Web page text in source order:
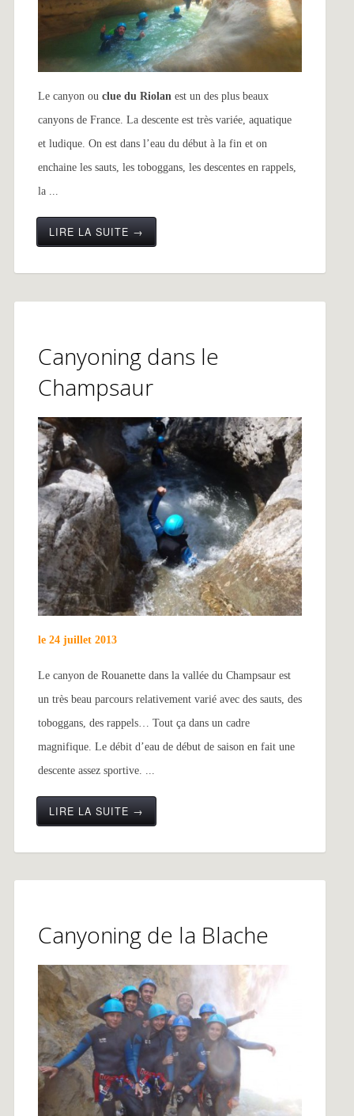
Le canyon ou clue du Riolan est un des plus beaux
canyons de France. La descente est très variée, aquatique
et ludique. On est dans l’eau du début à la fin et on
enchaine les sauts, les toboggans, les descentes en rappels,
la ...
LIRE LA SUITE →
Canyoning dans le
Champsaur
le 24 juillet 2013
Le canyon de Rouanette dans la vallée du Champsaur est
un très beau parcours relativement varié avec des sauts, des
toboggans, des rappels… Tout ça dans un cadre
magnifique. Le débit d’eau de début de saison en fait une
descente assez sportive. ...
LIRE LA SUITE →
Canyoning de la Blache